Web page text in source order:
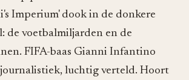
Imperium' dook in de donkere
de voetbalmiljarden en de
FIFA-baas Gianni Infantino
luchtig verteld. Hoort